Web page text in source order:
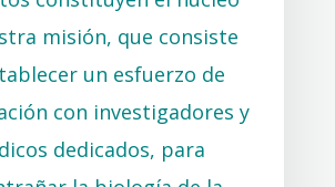
misión, que consiste
un esfuerzo de
con investigadores y
dedicados, para